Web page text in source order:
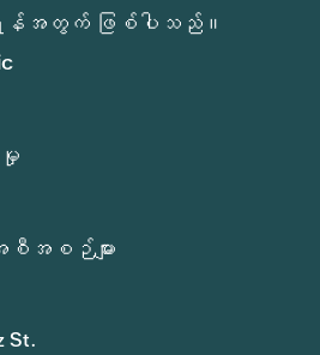
အတွက် ဖြစ်ပါသည်။
မှု
စီအစဉ်များ
St.